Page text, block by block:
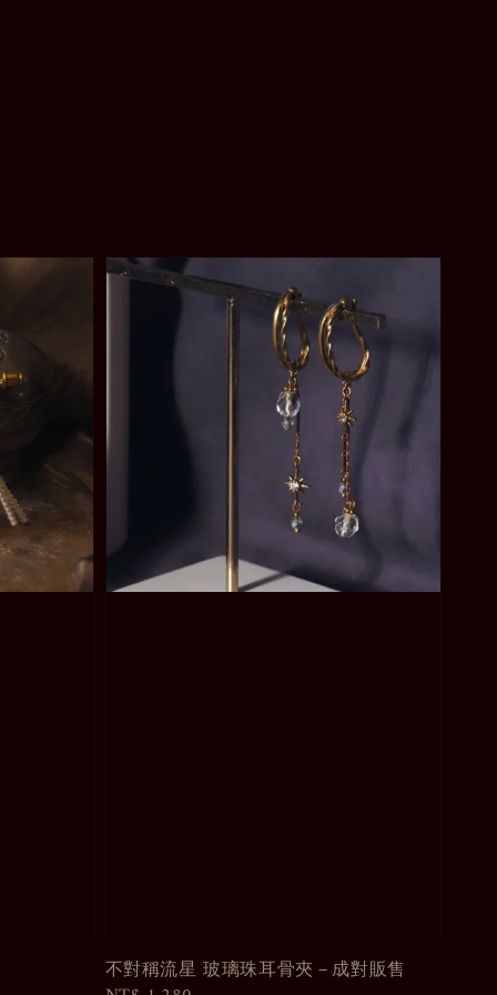
不對稱流星 玻璃珠耳骨夾－成對販售